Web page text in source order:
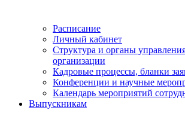
Расписание
Личный кабинет
Структура и органы
организации
Кадровые процессы, бланки
Конференции и научные
Календарь мероприятий
Выпускникам